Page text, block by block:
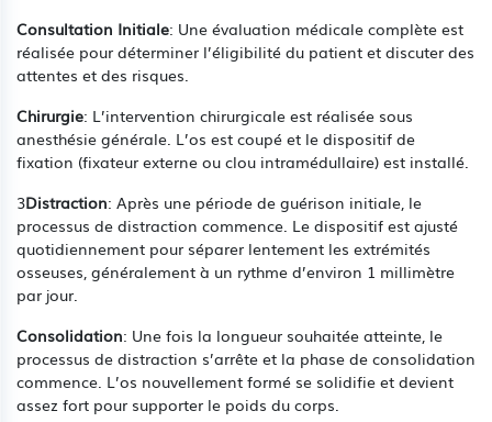
Consultation Initiale: Une évaluation médicale complète est
réalisée pour déterminer l’éligibilité du patient et discuter des
attentes et des risques.
Chirurgie: L’intervention chirurgicale est réalisée sous
anesthésie générale. L’os est coupé et le dispositif de
fixation (fixateur externe ou clou intramédullaire) est installé.
3Distraction: Après une période de guérison initiale, le
processus de distraction commence. Le dispositif est ajusté
quotidiennement pour séparer lentement les extrémités
osseuses, généralement à un rythme d’environ 1 millimètre
par jour.
Consolidation: Une fois la longueur souhaitée atteinte, le
processus de distraction s’arrête et la phase de consolidation
commence. L’os nouvellement formé se solidifie et devient
assez fort pour supporter le poids du corps.